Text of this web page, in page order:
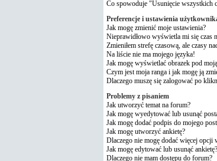
Co spowoduje "Usunięcie wszystkich
Preferencje i ustawienia
Jak mogę zmienić moje ustawienia?
Nieprawidłowo wyświetla mi się
Zmieniłem strefę czasową, ale czasy
Na liście nie ma mojego języka!
Jak mogę wyświetlać obrazek pod
Czym jest moja ranga i jak mogę ją
Dlaczego muszę się zalogować po
Problemy z pisaniem
Jak utworzyć temat na forum?
Jak mogę wyedytować lub usunąć
Jak mogę dodać podpis do mojego
Jak mogę utworzyć ankietę?
Dlaczego nie mogę dodać więcej opcji
Jak mogę edytować lub usunąć ankietę?
Dlaczego nie mam dostępu do forum?